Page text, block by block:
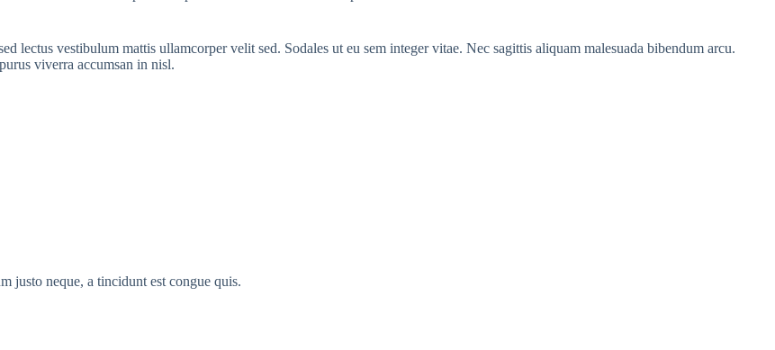
lectus vestibulum mattis ullamcorper velit sed. Sodales ut eu sem integer vitae. Nec sagittis aliquam malesuada bibendum arcu.
viverra accumsan in nisl.
justo neque, a tincidunt est congue quis.